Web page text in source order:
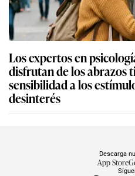
Los expertos en
disfrutan de los abrazos
sensibilidad a los
desinterés
Descarga
App Store